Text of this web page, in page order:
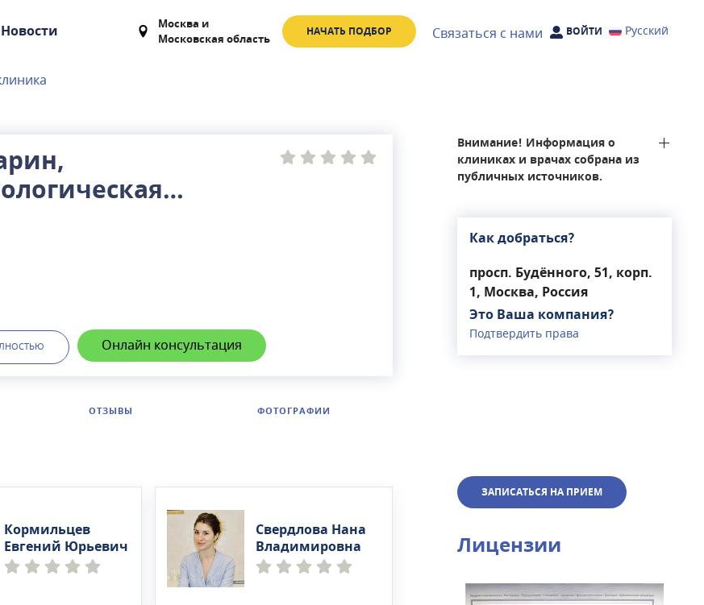
Новости Москва и
Московская область
НАЧАТЬ ПОДБОР Связаться с нами ВОЙТИ Русский
Онлайн консультация
ОТЗЫВЫ ФОТОГРАФИИ
Кормильцев
Евгений Юрьевич
Свердлова Нана
Владимировна
Внимание! Информация о
клиниках и врачах собрана из
публичных источников.
Как добраться?
просп. Будённого, 51, корп.
1, Москва, Россия
Это Ваша компания?
Подтвердить права
ЗАПИСАТЬСЯ НА ПРИЕМ
Лицензии